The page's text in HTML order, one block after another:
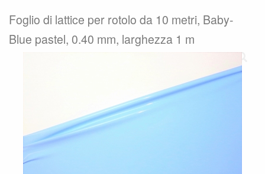
Foglio di lattice per rotolo da 10 metri, Baby-
Blue pastel, 0.40 mm, larghezza 1 m